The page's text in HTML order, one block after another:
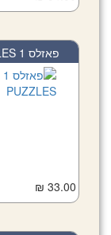
פאזלס 1 PUZZLES
33.00 ₪